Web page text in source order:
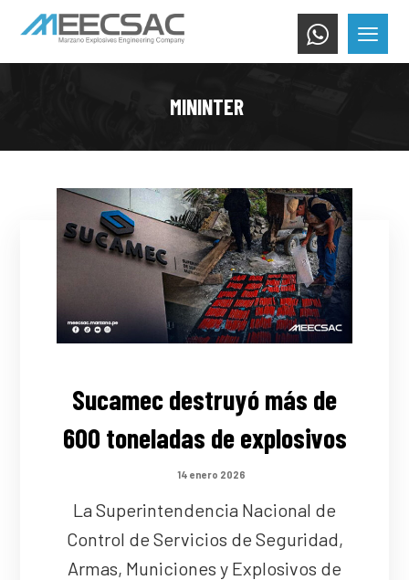
MININTER
Sucamec destruyó más de
600 toneladas de explosivos
14 enero 2026
La Superintendencia Nacional de
Control de Servicios de Seguridad,
Armas, Municiones y Explosivos de